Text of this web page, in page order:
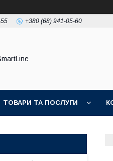
+380 (68) 941-05-60
ТОВАРИ ТА ПОСЛУГИ